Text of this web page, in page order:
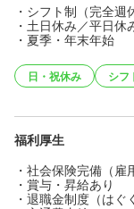
・シフト制（完全週
・土日休み／平日
・夏季・年末年始
日・祝休み シフ
福利厚生
・社会保険完備（雇
・賞与・昇給あり
・退職金制度（はぐ